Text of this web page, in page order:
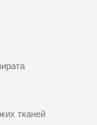
тканей